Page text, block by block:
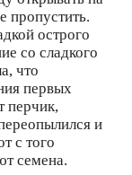
пропустить.
острого
со сладкого
что
первых
перчик,
и
с того
семена.